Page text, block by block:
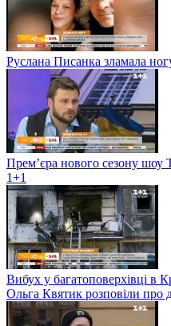
Руслана Писанка зламала
Прем’єра нового сезону шоу
1+1
Вибух у багатоповерхівці в
Ольга Квятик розповіли про